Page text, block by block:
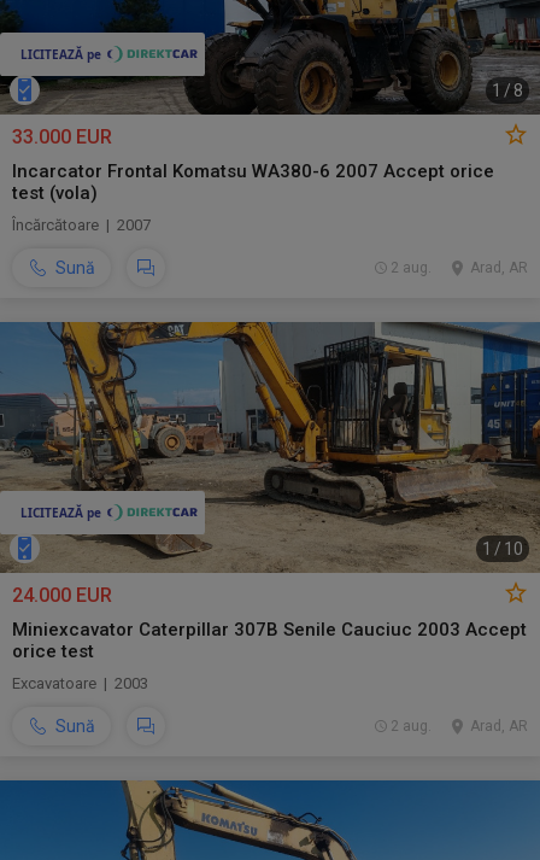
1 /8
33.000 EUR
Incarcator Frontal Komatsu WA380-6 2007 Accept orice
test (vola)
Încărcătoare | 2007
Sună Arad, AR
2 aug.
1 / 10
24.000 EUR
Miniexcavator Caterpillar 307B Senile Cauciuc 2003 Accept
orice test
Excavatoare | 2003
Sună Arad, AR
2 aug.